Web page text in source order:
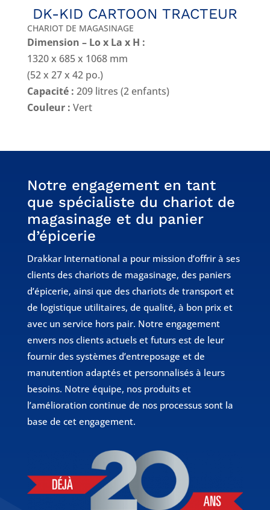
DK-KID CARTOON TRACTEUR
CHARIOT DE MAGASINAGE
Dimension – Lo x La x H :
1320 x 685 x 1068 mm
(52 x 27 x 42 po.)
Capacité : 209 litres (2 enfants)
Couleur : Vert
Notre engagement en tant
que spécialiste du chariot de
magasinage et du panier
d’épicerie
Drakkar International a pour mission d’offrir à ses
clients des chariots de magasinage, des paniers
d’épicerie, ainsi que des chariots de transport et
de logistique utilitaires, de qualité, à bon prix et
avec un service hors pair. Notre engagement
envers nos clients actuels et futurs est de leur
fournir des systèmes d’entreposage et de
manutention adaptés et personnalisés à leurs
besoins. Notre équipe, nos produits et
l’amélioration continue de nos processus sont la
base de cet engagement.